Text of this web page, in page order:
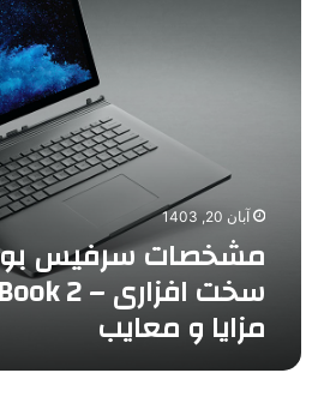
معایب
آبان 20, 1403
مزایا و معایب